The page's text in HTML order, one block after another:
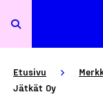
Etusivu
Jätkät Oy